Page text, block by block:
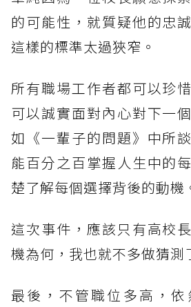
的可能性，就質疑他的忠
這樣的標準太過狹窄。
所有職場工作者都可以珍
可以誠實面對內心對下一
如《一輩子的問題》中所
能百分之百掌握人生中的
楚了解每個選擇背後的動機
這次事件，應該只有高校
機為何，我也就不多做猜測
最後，不管職位多高，